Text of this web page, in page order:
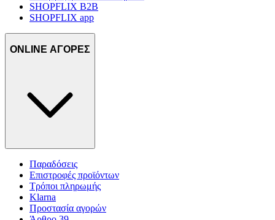
SHOPFLIX B2B
SHOPFLIX app
ONLINE ΑΓΟΡΕΣ
Παραδόσεις
Επιστροφές προϊόντων
Τρόποι πληρωμής
Klarna
Προστασία αγορών